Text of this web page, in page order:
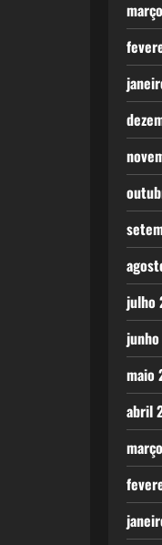
julho
maio
abril